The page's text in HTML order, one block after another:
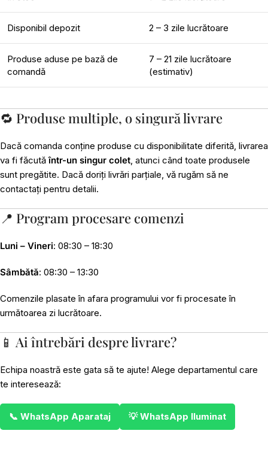
Disponibil depozit 2 – 3 zile lucrătoare
Produse aduse pe bază de
comandă
7 – 21 zile lucrătoare
(estimativ)
🔁 Produse multiple, o singură livrare
Dacă comanda conține produse cu disponibilitate diferită, livrarea
va fi făcutăîntr-un singur colet, atunci când toate produsele
sunt pregătite. Dacă doriți livrări parțiale, vă rugăm să ne
contactați pentru detalii.
📍 Program procesare comenzi
Luni – Vineri: 08:30 – 18:30
Sâmbătă: 08:30 – 13:30
Comenzile plasate în afara programului vor fi procesate în
următoarea zi lucrătoare.
📱 Ai întrebări despre livrare?
Echipa noastră este gata să te ajute! Alege departamentul care
te interesează:
📞 WhatsApp Aparataj 💡 WhatsApp Iluminat